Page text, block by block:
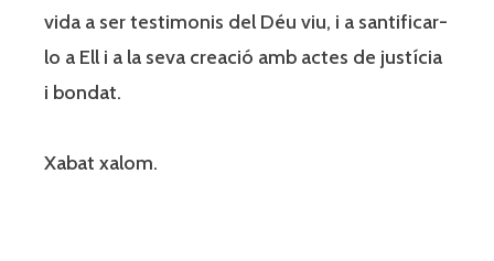
vida a ser testimonis del Déu viu, i a santificar-
lo a Ell i a la seva creació amb actes de justícia
i bondat.
Xabat xalom.